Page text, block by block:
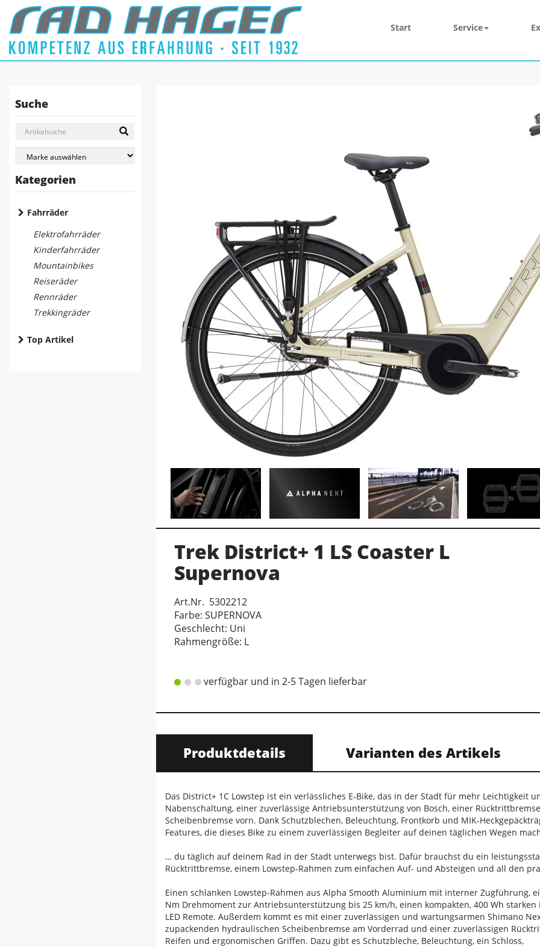
Start Service
Suche
Kategorien
Fahrräder
Elektrofahrräder
Kinderfahrräder
Mountainbikes
Reiseräder
Rennräder
Trekkingräder
Top Artikel
Trek District+ 1 LS Coaster L
Supernova
Art.Nr. 5302212
Farbe: SUPERNOVA
Geschlecht: Uni
Rahmengröße: L
verfügbar und in 2-5 Tagen lieferbar
Produktdetails Varianten des Artikels
Das District+ 1C Lowstep ist ein verlässliches E-Bike, das in der Stadt für mehr Leichtigkeit
Nabenschaltung, einer zuverlässige Antriebsunterstützung von Bosch, einer
Scheibenbremse vorn. Dank Schutzblechen, Beleuchtung, Frontkorb und MIK-
Features, die dieses Bike zu einem zuverlässigen Begleiter auf deinen täglichen Wegen
… du täglich auf deinem Rad in der Stadt unterwegs bist. Dafür brauchst du ein
Rücktrittbremse, einem Lowstep-Rahmen zum einfachen Auf- und Absteigen und all den
Einen schlanken Lowstep-Rahmen aus Alpha Smooth Aluminium mit interner Zugführung,
Nm Drehmoment zur Antriebsunterstützung bis 25 km/h, einen kompakten, 400 Wh starken
LED Remote. Außerdem kommt es mit einer zuverlässigen und wartungsarmen Shimano
zupackenden hydraulischen Scheibenbremse am Vorderrad und einer zuverlässigen
Reifen und ergonomischen Griffen. Dazu gibt es Schutzbleche, Beleuchtung, ein Schloss,